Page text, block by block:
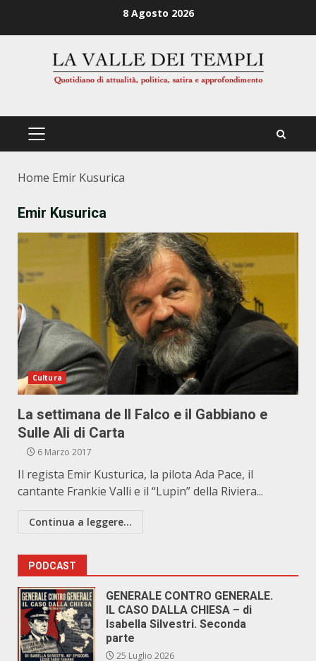
8 Agosto 2026
PRIMÄRES
Home Emir Kusurica
Emir Kusurica
Cultura
La settimana de Il Falco e il Gabbiano e
Sulle Ali di Carta
6 Marzo 2017
Il regista Emir Kusturica, la pilota Ada Pace, il
cantante Frankie Valli e il “Lupin” della Riviera...
Continua a leggere...
PODCAST
GENERALE CONTRO GENERALE.
IL CASO DALLA CHIESA – di
Isabella Silvestri. Seconda
parte
25 Luglio 2026